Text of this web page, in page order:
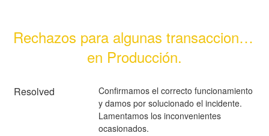
Rechazos para algunas transacciones
en Producción.
Resolved
Confirmamos el correcto funcionamiento
y damos por solucionado el incidente.
Lamentamos los inconvenientes
ocasionados.